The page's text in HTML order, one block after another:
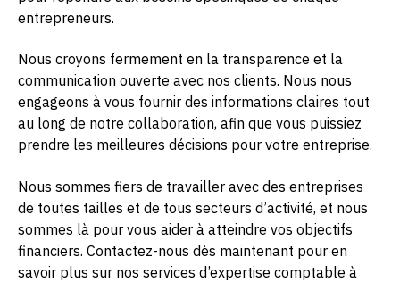
entrepreneurs.
Nous croyons fermement en la transparence et la
communication ouverte avec nos clients. Nous nous
engageons à vous fournir des informations claires tout
au long de notre collaboration, afin que vous puissiez
prendre les meilleures décisions pour votre entreprise.
Nous sommes fiers de travailler avec des entreprises
de toutes tailles et de tous secteurs d’activité, et nous
sommes là pour vous aider à atteindre vos objectifs
financiers. Contactez-nous dès maintenant pour en
savoir plus sur nos services d’expertise comptable à